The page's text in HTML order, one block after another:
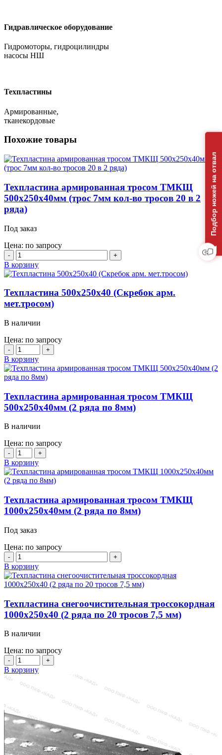
Гидравлическое оборудование
Гидромоторы, гидроцилиндры
насосы НШ
Техпластины
Армированные,
тканекордовые
Похожие товары
Техпластина армированная тросом ТМКЩ
500х250х40мм (трос 7мм кол-во тросов 20 в 2
ряда)
Под заказ
Цена: по запросу
Количество
товара
Техпластина
тросом
ТМКЩ
500х250х40мм
7мм
во
тросов
20
в
2
В корзину
Техпластина 500х250х40 (Скребок арм.
мет.тросом)
В наличии
Цена: по запросу
Количество
товара
Техпластина
500х250х40
(Скребок
мет.тросом)
В корзину
Техпластина армированная тросом ТМКЩ
500х250х40мм (2 ряда по 8мм)
В наличии
Цена: по запросу
Количество
товара
Техпластина
армированная
тросом
ТМКЩ
500х250х40мм
(2
по
В корзину
Техпластина армированная тросом ТМКЩ
1000х250х40мм (2 ряда по 8мм)
Под заказ
Цена: по запросу
Количество
товара
Техпластина
армированная
1000х250х40мм
(2
по
В корзину
Техпластина снегоочистительная троссокордная
1000х250х40 (2 ряда по 20 тросов 7,5 мм)
В наличии
Цена: по запросу
Количество
товара
Техпластина
снегоочистительная
троссокордная
(2
ряда
20
тросов
В корзину
Подбор ножей на отвал